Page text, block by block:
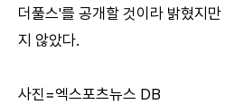
더풀스'를 공개할 것이라 밝혔지
지 않았다.
사진=엑스포츠뉴스 DB